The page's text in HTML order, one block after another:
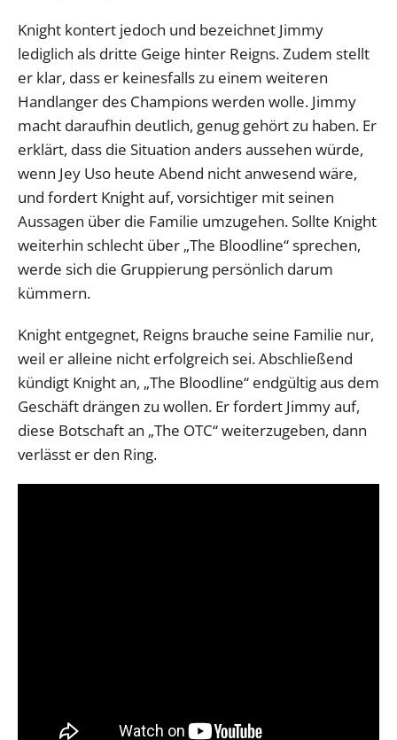
Knight kontert jedoch und bezeichnet Jimmy
lediglich als dritte Geige hinter Reigns. Zudem stellt
er klar, dass er keinesfalls zu einem weiteren
Handlanger des Champions werden wolle. Jimmy
macht daraufhin deutlich, genug gehört zu haben. Er
erklärt, dass die Situation anders aussehen würde,
wenn Jey Uso heute Abend nicht anwesend wäre,
und fordert Knight auf, vorsichtiger mit seinen
Aussagen über die Familie umzugehen. Sollte Knight
weiterhin schlecht über „The Bloodline“ sprechen,
werde sich die Gruppierung persönlich darum
kümmern.
Knight entgegnet, Reigns brauche seine Familie nur,
weil er alleine nicht erfolgreich sei. Abschließend
kündigt Knight an, „The Bloodline“ endgültig aus dem
Geschäft drängen zu wollen. Er fordert Jimmy auf,
diese Botschaft an „The OTC“ weiterzugeben, dann
verlässt er den Ring.